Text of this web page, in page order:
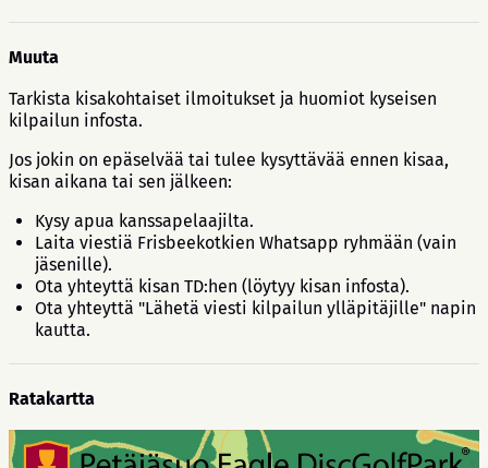
Muuta
Tarkista kisakohtaiset ilmoitukset ja huomiot kyseisen
kilpailun infosta.
Jos jokin on epäselvää tai tulee kysyttävää ennen kisaa,
kisan aikana tai sen jälkeen:
Kysy apua kanssapelaajilta.
Laita viestiä Frisbeekotkien Whatsapp ryhmään (vain
jäsenille).
Ota yhteyttä kisan TD:hen (löytyy kisan infosta).
Ota yhteyttä "Lähetä viesti kilpailun ylläpitäjille" napin
kautta.
Ratakartta